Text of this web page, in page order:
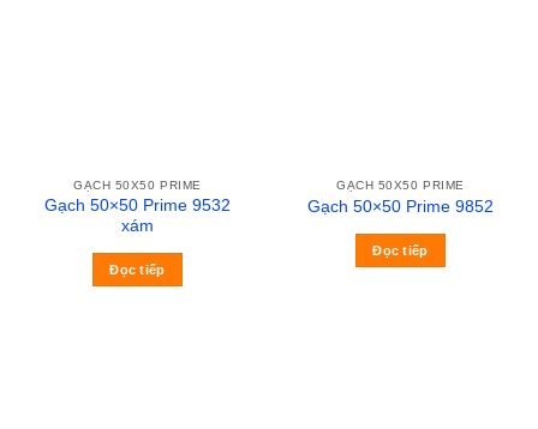
GẠCH 50X50 PRIME
Gạch 50×50 Prime 9532
xám
Đọc tiếp
GẠCH 50X50 PRIME
Gạch 50×50 Prime 9852
Đọc tiếp